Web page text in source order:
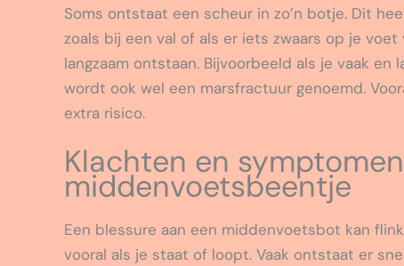
Soms ontstaat een scheur in zo’n botje. Dit
zoals bij een val of als er iets zwaars op je
langzaam ontstaan. Bijvoorbeeld als je vaak en
wordt ook wel een marsfractuur genoemd.
extra risico.
Klachten en
middenvoetsbeentje
Een blessure aan een middenvoetsbot kan
vooral als je staat of loopt. Vaak ontstaat er